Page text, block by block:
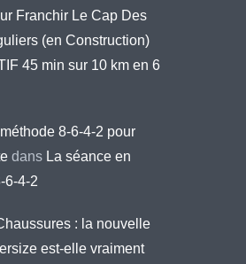
Franchir Le Cap Des
(en Construction)
45 min sur 10 km en 6
8-6-4-2 pour
dans La séance en
6-4-2
: la nouvelle
est-elle vraiment